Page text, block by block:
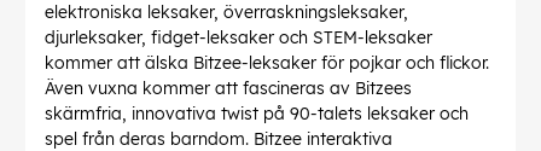
elektroniska leksaker, överraskningsleksaker,
djurleksaker, fidget-leksaker och STEM-leksaker
kommer att älska Bitzee-leksaker för pojkar och flickor.
Även vuxna kommer att fascineras av Bitzees
skärmfria, innovativa twist på 90-talets leksaker och
spel från deras barndom. Bitzee interaktiva